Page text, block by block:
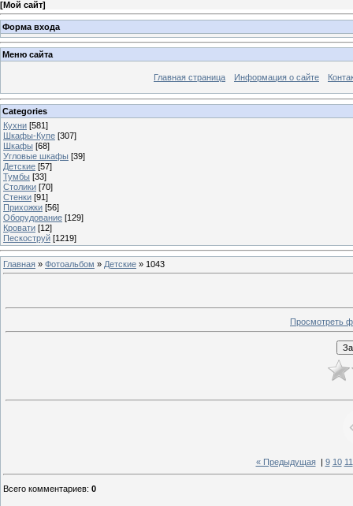
[Мой сайт]
Форма входа
Меню сайта
Главная страница Информация о сайте
Categories
Кухни [581]
Шкафы-Купе [307]
Шкафы [68]
Угловые шкафы [39]
Детские [57]
Тумбы [33]
Столики [70]
Стенки [91]
Прихожки [56]
Оборудование [129]
Кровати [12]
Пескоструй [1219]
Главная » Фотоальбом » Детские » 1043
Просмотреть
« Предыдущая| 9 10 11
Всего комментариев: 0